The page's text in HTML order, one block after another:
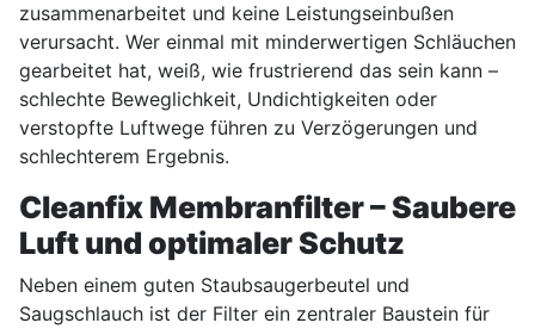
zusammenarbeitet und keine Leistungseinbußen
verursacht. Wer einmal mit minderwertigen Schläuchen
gearbeitet hat, weiß, wie frustrierend das sein kann –
schlechte Beweglichkeit, Undichtigkeiten oder
verstopfte Luftwege führen zu Verzögerungen und
schlechterem Ergebnis.
Cleanfix Membranfilter – Saubere
Luft und optimaler Schutz
Neben einem guten Staubsaugerbeutel und
Saugschlauch ist der Filter ein zentraler Baustein für